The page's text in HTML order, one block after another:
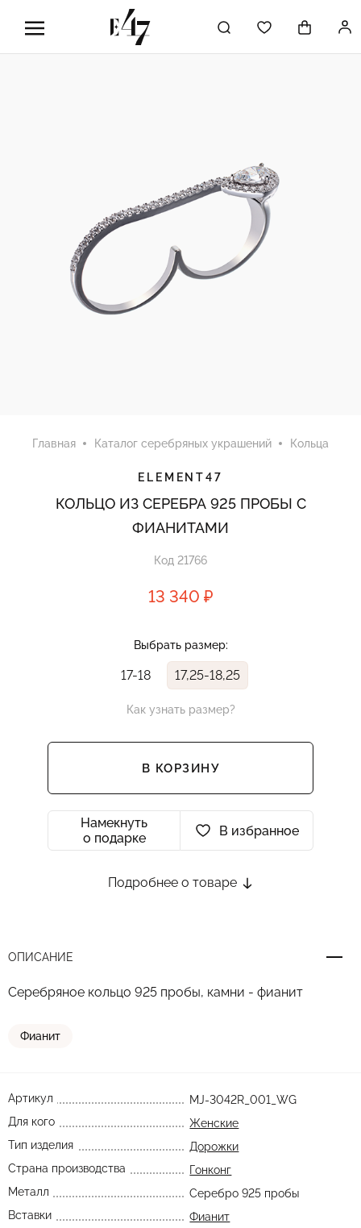
Главная Каталог серебряных украшений Кольца
ELEMENT47
КОЛЬЦО ИЗ СЕРЕБРА 925 ПРОБЫ С
ФИАНИТАМИ
Код 21766
13 340 ₽
Выбрать размер:
17-18 17,25-18,25
Как узнать размер?
В КОРЗИНУ
Намекнуть
о подарке
В избранное
Подробнее о товаре
ОПИСАНИЕ
Серебряное кольцо 925 пробы, камни - фианит
Фианит
Артикул
MJ-3042R_001_WG
Для кого
Женские
Тип изделия
Дорожки
Страна производства
Гонконг
Металл
Серебро 925 пробы
Вставки
Фианит